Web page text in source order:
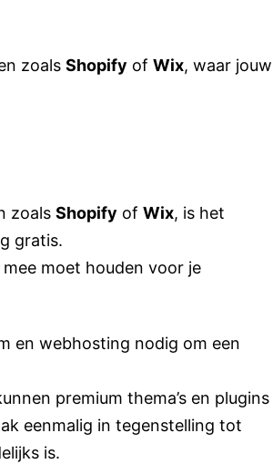
zoals Shopify of Wix, waar jouw
zoals Shopify of Wix, is het
gratis.
moet houden voor je
en webhosting nodig om een
premium thema’s en plugins
eenmalig in tegenstelling tot
is.